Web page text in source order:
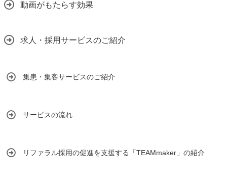
動画がもたらす効果
求人・採用サービスのご紹介
集患・集客サービスのご紹介
サービスの流れ
リファラル採用の促進を支援する「TEAMmaker」の紹介